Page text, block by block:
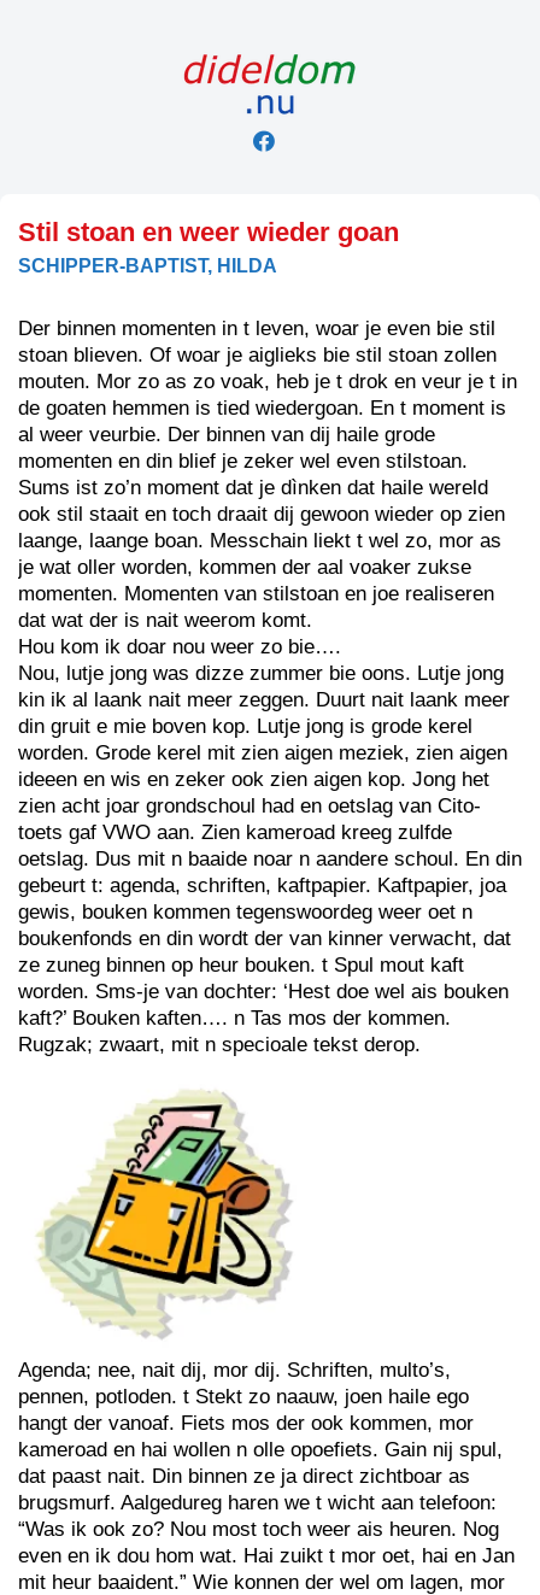
Stil stoan en weer wieder goan
SCHIPPER-BAPTIST, HILDA
Der binnen momenten in t leven, woar je even bie stil
stoan blieven. Of woar je aiglieks bie stil stoan zollen
mouten. Mor zo as zo voak, heb je t drok en veur je t in
de goaten hemmen is tied wiedergoan. En t moment is
al weer veurbie. Der binnen van dij haile grode
momenten en din blief je zeker wel even stilstoan.
Sums ist zo’n moment dat je dìnken dat haile wereld
ook stil staait en toch draait dij gewoon wieder op zien
laange, laange boan. Messchain liekt t wel zo, mor as
je wat oller worden, kommen der aal voaker zukse
momenten. Momenten van stilstoan en joe realiseren
dat wat der is nait weerom komt.
Hou kom ik doar nou weer zo bie….
Nou, lutje jong was dizze zummer bie oons. Lutje jong
kin ik al laank nait meer zeggen. Duurt nait laank meer
din gruit e mie boven kop. Lutje jong is grode kerel
worden. Grode kerel mit zien aigen meziek, zien aigen
ideeen en wis en zeker ook zien aigen kop. Jong het
zien acht joar grondschoul had en oetslag van Cito-
toets gaf VWO aan. Zien kameroad kreeg zulfde
oetslag. Dus mit n baaide noar n aandere schoul. En din
gebeurt t: agenda, schriften, kaftpapier. Kaftpapier, joa
gewis, bouken kommen tegenswoordeg weer oet n
boukenfonds en din wordt der van kinner verwacht, dat
ze zuneg binnen op heur bouken. t Spul mout kaft
worden. Sms-je van dochter: ‘Hest doe wel ais bouken
kaft?’ Bouken kaften…. n Tas mos der kommen.
Rugzak; zwaart, mit n specioale tekst derop.
Agenda; nee, nait dij, mor dij. Schriften, multo’s,
pennen, potloden. t Stekt zo naauw, joen haile ego
hangt der vanoaf. Fiets mos der ook kommen, mor
kameroad en hai wollen n olle opoefiets. Gain nij spul,
dat paast nait. Din binnen ze ja direct zichtboar as
brugsmurf. Aalgedureg haren we t wicht aan telefoon:
“Was ik ook zo? Nou most toch weer ais heuren. Nog
even en ik dou hom wat. Hai zuikt t mor oet, hai en Jan
mit heur baaident.” Wie konnen der wel om lagen, mor